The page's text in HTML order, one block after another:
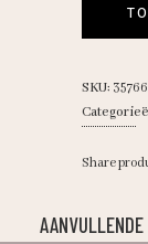
SKU: 35766
Share
AANVULLENDE